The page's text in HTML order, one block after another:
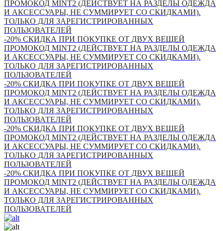
ПРОМОКОД MINT2 (ДЕЙСТВУЕТ НА РАЗДЕЛЫ ОДЕЖДА
И АКСЕССУАРЫ, НЕ СУММИРУЕТ СО СКИДКАМИ).
ТОЛЬКО ДЛЯ ЗАРЕГИСТРИРОВАННЫХ
ПОЛЬЗОВАТЕЛЕЙ
-20% СКИДКА ПРИ ПОКУПКЕ ОТ ДВУХ ВЕЩЕЙ
ПРОМОКОД MINT2 (ДЕЙСТВУЕТ НА РАЗДЕЛЫ ОДЕЖДА
И АКСЕССУАРЫ, НЕ СУММИРУЕТ СО СКИДКАМИ).
ТОЛЬКО ДЛЯ ЗАРЕГИСТРИРОВАННЫХ
ПОЛЬЗОВАТЕЛЕЙ
-20% СКИДКА ПРИ ПОКУПКЕ ОТ ДВУХ ВЕЩЕЙ
ПРОМОКОД MINT2 (ДЕЙСТВУЕТ НА РАЗДЕЛЫ ОДЕЖДА
И АКСЕССУАРЫ, НЕ СУММИРУЕТ СО СКИДКАМИ).
ТОЛЬКО ДЛЯ ЗАРЕГИСТРИРОВАННЫХ
ПОЛЬЗОВАТЕЛЕЙ
-20% СКИДКА ПРИ ПОКУПКЕ ОТ ДВУХ ВЕЩЕЙ
ПРОМОКОД MINT2 (ДЕЙСТВУЕТ НА РАЗДЕЛЫ ОДЕЖДА
И АКСЕССУАРЫ, НЕ СУММИРУЕТ СО СКИДКАМИ).
ТОЛЬКО ДЛЯ ЗАРЕГИСТРИРОВАННЫХ
ПОЛЬЗОВАТЕЛЕЙ
-20% СКИДКА ПРИ ПОКУПКЕ ОТ ДВУХ ВЕЩЕЙ
ПРОМОКОД MINT2 (ДЕЙСТВУЕТ НА РАЗДЕЛЫ ОДЕЖДА
И АКСЕССУАРЫ, НЕ СУММИРУЕТ СО СКИДКАМИ).
ТОЛЬКО ДЛЯ ЗАРЕГИСТРИРОВАННЫХ
ПОЛЬЗОВАТЕЛЕЙ